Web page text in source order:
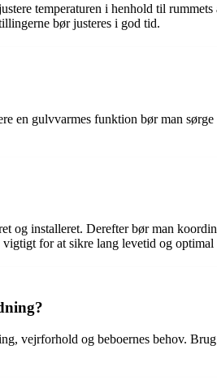
temperaturen i henhold til rummets
bør justeres i god tid.
en gulvvarmes funktion bør man
og installeret. Derefter bør man
for at sikre lang levetid og
vejrforhold og beboernes behov.